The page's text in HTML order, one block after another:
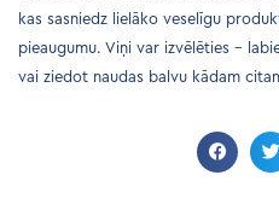
kas sasniedz lielāko veselīgu
pieaugumu. Viņi var izvēlēties –
vai ziedot naudas balvu kādam